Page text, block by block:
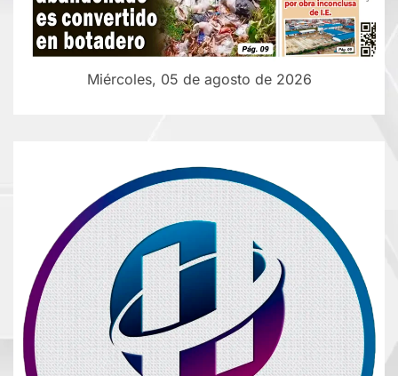
Miércoles, 05 de agosto de 2026